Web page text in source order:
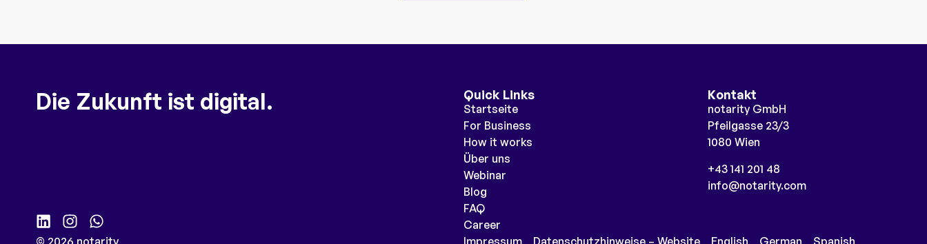
Die Zukunft ist digital. Quick Links
Startseite
For Business
How it works
Über uns
Webinar
Blog
FAQ
Career
Kontakt
notarity GmbH
Pfeilgasse 23/3
1080 Wien
+43 141 201 48
info@notarity.com